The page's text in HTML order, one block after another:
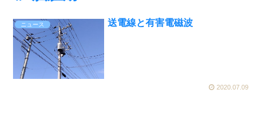
ニュース 送電線と有害電磁波
2020.07.09